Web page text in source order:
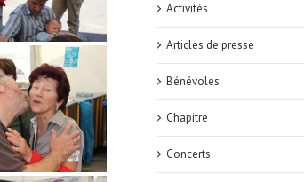
Activités
Articles de presse
Bénévoles
Chapitre
Concerts